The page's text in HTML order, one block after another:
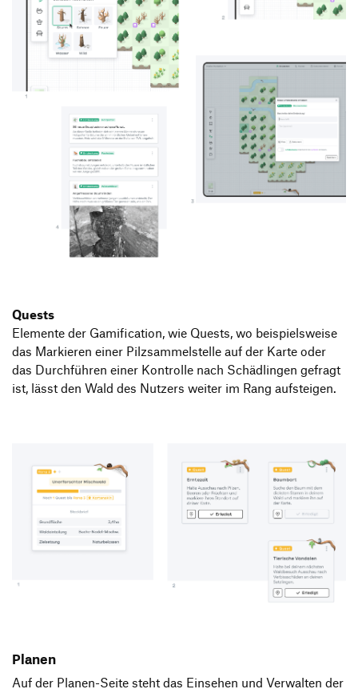
Quests
Elemente der Gamification, wie Quests, wo beispielsweise
das Markieren einer Pilzsammelstelle auf der Karte oder
das Durchführen einer Kontrolle nach Schädlingen gefragt
ist, lässt den Wald des Nutzers weiter im Rang aufsteigen.
Planen
Auf der Planen-Seite steht das Einsehen und Verwalten der